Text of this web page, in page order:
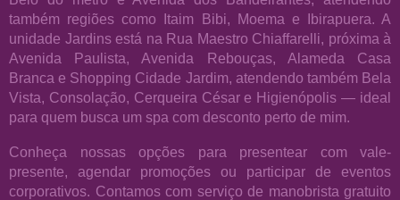
também regiões como Itaim Bibi, Moema e Ibirapuera. A
unidade Jardins está na Rua Maestro Chiaffarelli, próxima à
Avenida Paulista, Avenida Rebouças, Alameda Casa
Branca e Shopping Cidade Jardim, atendendo também Bela
Vista, Consolação, Cerqueira César e Higienópolis — ideal
para quem busca um spa com desconto perto de mim.
Conheça nossas opções para presentear com vale-
presente, agendar promoções ou participar de eventos
corporativos. Contamos com serviço de manobrista gratuito